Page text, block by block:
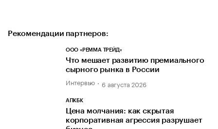
Рекомендации партнеров:
ООО «РЕММА ТРЕЙД»
Что мешает развитию премиального
сырного рынка в России
Интервью 6 августа 2026
АПКБК
Цена молчания: как скрытая
корпоративная агрессия разрушает